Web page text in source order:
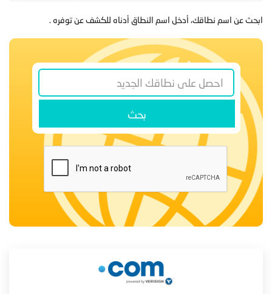
ابحث عن اسم نطاقك، أدخل اسم النطاق أدناه للكشف عن توفره .
بحث